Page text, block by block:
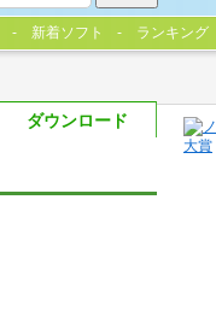
ダウンロード
新着ソフト ランキング